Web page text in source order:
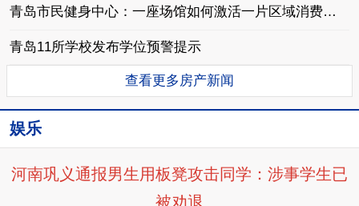
青岛市民健身中心：一座场馆如何激活一片区域消费潜能
青岛11所学校发布学位预警提示
查看更多房产新闻
娱乐
河南巩义通报男生用板凳攻击同学：涉事学生已
被劝退